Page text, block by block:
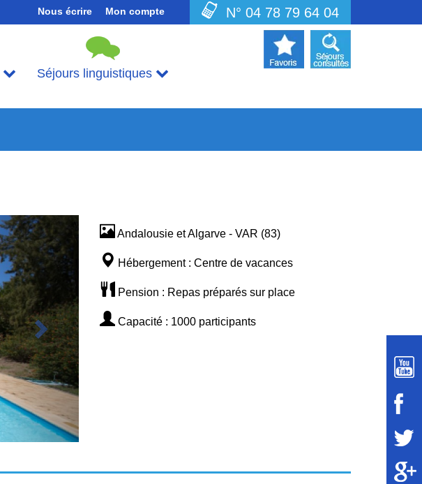
Nous écrire Mon compte N° 04 78 79 64 04
Séjours linguistiques
Andalousie et Algarve - VAR (83)
Hébergement : Centre de vacances
Pension : Repas préparés sur place
Capacité : 1000 participants